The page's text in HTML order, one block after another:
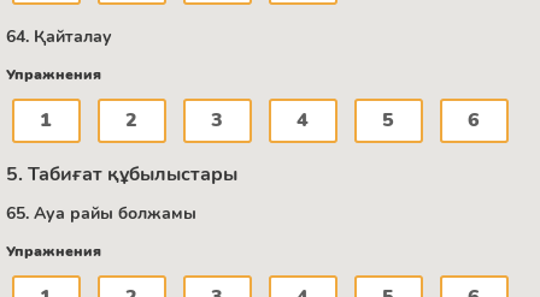
64. Қайталау
Упражнения
1 2 3 4 5 6
5. Табиғат құбылыстары
65. Ауа райы болжамы
Упражнения